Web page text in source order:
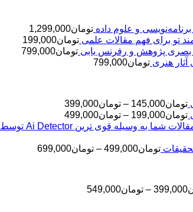
تومان1,299,000
تومان199,000
تومان799,000
تومان799,000
تومان145,000
– تومان399,000محدوده
قیمت:
تومان145,000
تومان399,000
تومان199,000
– تومان499,000محدوده
قیمت:
تا
تومان499,000
– تومان699,000محدوده
399,000
– تومان549,000